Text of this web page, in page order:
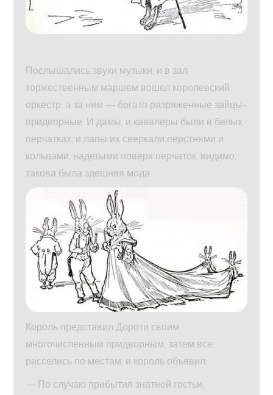
Послышались звуки музыки, и в зал
торжественным маршем вошел королевский
оркестр, а за ним — богато разряженные зайцы-
придворные. И дамы, и кавалеры были в белых
перчатках, и лапы их сверкали перстнями и
кольцами, надетыми поверх перчаток, видимо,
такова была здешняя мода.
Король представил Дороти своим
многочисленным придворным, затем все
расселись по местам, и король объявил:
— По случаю прибытия знатной гостьи,